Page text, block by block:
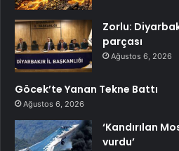
Zorlu:
parçası
Ağustos 6, 2026
Göcek’te Yanan Tekne Battı
Ağustos 6, 2026
‘Kandırılan
vurdu’